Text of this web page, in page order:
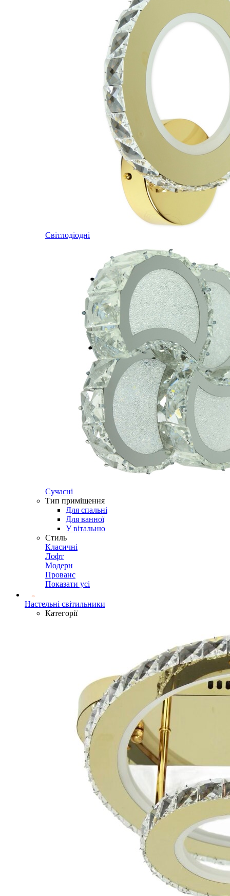
Світлодіодні
Сучасні
Тип приміщення
Для спальні
Для ванної
У вітальню
Стиль
Класичні
Лофт
Модерн
Прованс
Показати усі
Настельні світильники
Категорії